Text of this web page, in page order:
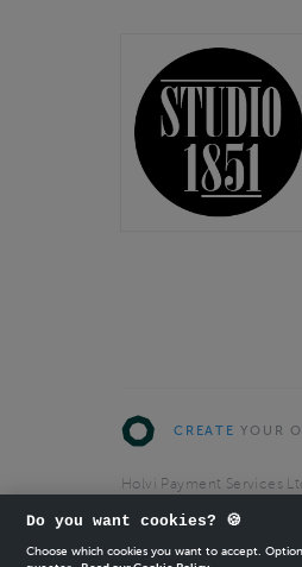
CREATE YOUR
Holvi Payment Services
Do you want cookies? 🍪
Choose which cookies you want to accept.